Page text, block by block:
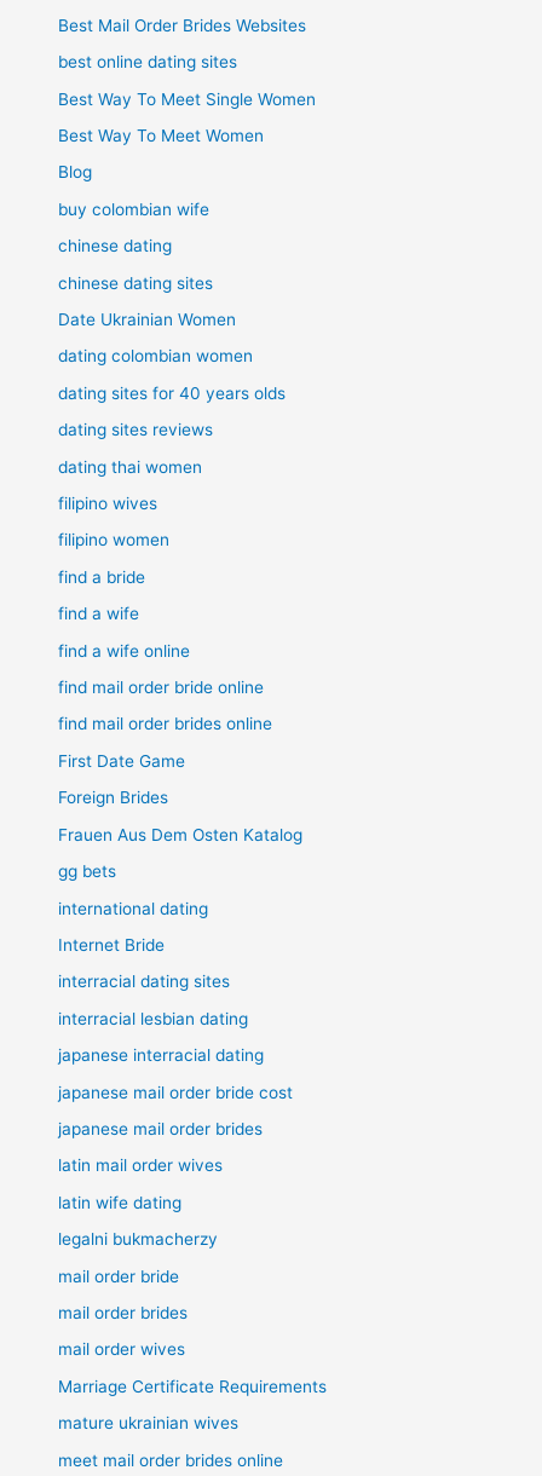
Best Mail Order Brides Websites
best online dating sites
Best Way To Meet Single Women
Best Way To Meet Women
Blog
buy colombian wife
chinese dating
chinese dating sites
Date Ukrainian Women
dating colombian women
dating sites for 40 years olds
dating sites reviews
dating thai women
filipino wives
filipino women
find a bride
find a wife
find a wife online
find mail order bride online
find mail order brides online
First Date Game
Foreign Brides
Frauen Aus Dem Osten Katalog
gg bets
international dating
Internet Bride
interracial dating sites
interracial lesbian dating
japanese interracial dating
japanese mail order bride cost
japanese mail order brides
latin mail order wives
latin wife dating
legalni bukmacherzy
mail order bride
mail order brides
mail order wives
Marriage Certificate Requirements
mature ukrainian wives
meet mail order brides online